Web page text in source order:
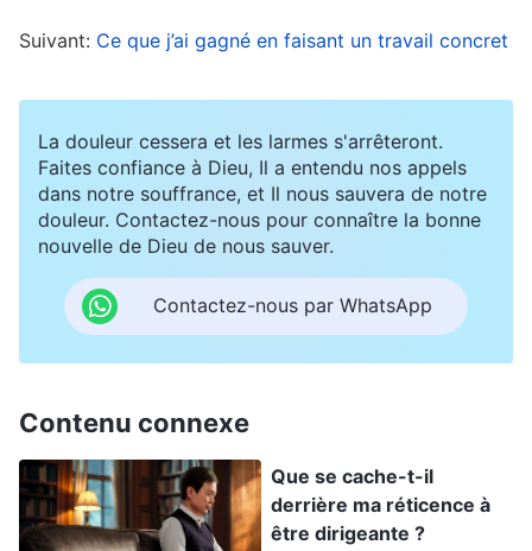
L’offenser, et il était capable de se soumettre à
avait été arrêté et non que sa vie était en danger,
j’ai commencé à me plaindre et même à laisser
cette situation affecter mon devoir. Mon nom
n’avait même pas sa place dans la même phrase
que celui de Job ; j’étais tellement humilié ! J’ai
maintenant. J’ai peur qu’il devienne un Judas et
soit puni à l’avenir. Dieu, mon cœur souffre et
mon état est troublé quand j’accomplis mon
devoir. S’il Te plaît, aide-moi à réfléchir et à
Suivant: Ce que j’ai gagné en faisant un travail concret
La douleur cessera et les larmes s'arrêteront.
Faites confiance à Dieu, Il a entendu nos appels
dans notre souffrance, et Il nous sauvera de notre
douleur. Contactez-nous pour connaître la bonne
nouvelle de Dieu de nous sauver.
Contactez-nous par WhatsApp
Contenu connexe
Que se cache-t-il
derrière ma réticence à
être dirigeante ?